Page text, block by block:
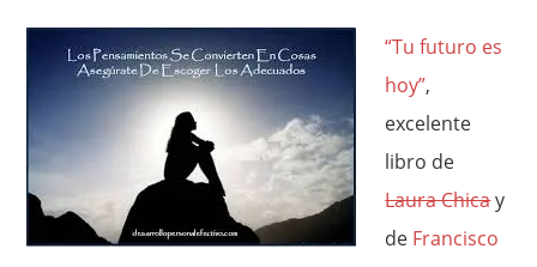
“Tu futuro es
hoy”,
excelente
libro de
Laura Chicay
de Francisco